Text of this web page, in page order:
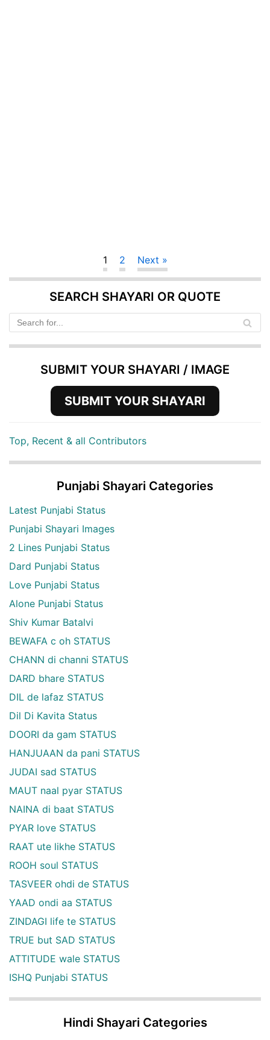
1 2 Next »
SEARCH SHAYARI OR QUOTE
SUBMIT YOUR SHAYARI / IMAGE
SUBMIT YOUR SHAYARI
Top, Recent & all Contributors
Punjabi Shayari Categories
Latest Punjabi Status
Punjabi Shayari Images
2 Lines Punjabi Status
Dard Punjabi Status
Love Punjabi Status
Alone Punjabi Status
Shiv Kumar Batalvi
BEWAFA c oh STATUS
CHANN di channi STATUS
DARD bhare STATUS
DIL de lafaz STATUS
Dil Di Kavita Status
DOORI da gam STATUS
HANJUAAN da pani STATUS
JUDAI sad STATUS
MAUT naal pyar STATUS
NAINA di baat STATUS
PYAR love STATUS
RAAT ute likhe STATUS
ROOH soul STATUS
TASVEER ohdi de STATUS
YAAD ondi aa STATUS
ZINDAGI life te STATUS
TRUE but SAD STATUS
ATTITUDE wale STATUS
ISHQ Punjabi STATUS
Hindi Shayari Categories